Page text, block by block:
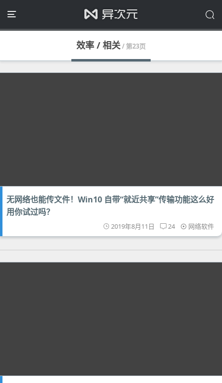
效率 / 相关/ 第23页
无网络也能传文件！Win10 自带“就近共享”传输功能这么好
用你试过吗？
2019年8月11日 24 网络软件